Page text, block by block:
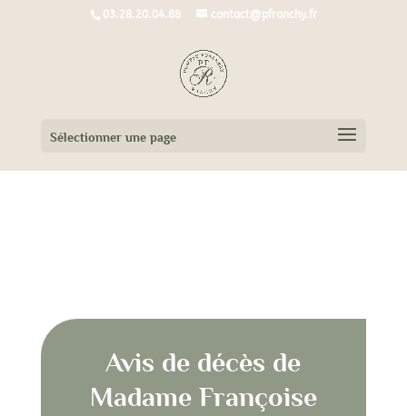
03.28.20.04.88 contact@pfranchy.fr
Sélectionner une page
Avis de décès de
Madame Françoise